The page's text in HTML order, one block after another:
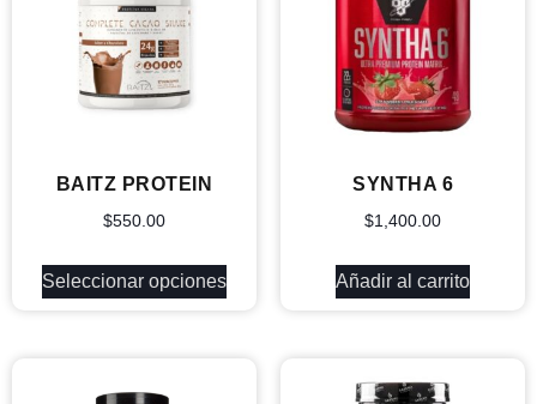
BAITZ PROTEIN
$550.00
Seleccionar opciones
SYNTHA 6
$1,400.00
Añadir al carrito